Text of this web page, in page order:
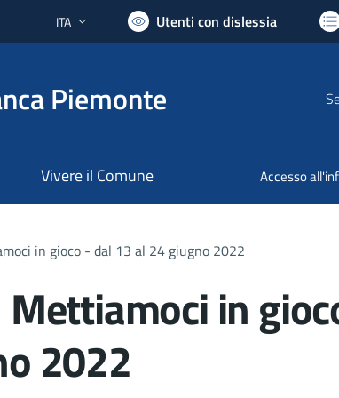
Lingua attiva:
ITA Utenti con dislessia
Piemonte
Vivere il Comune Accesso
in gioco - dal 13 al 24 giugno 2022
in
2022